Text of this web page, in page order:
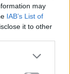
may
IAB’s List of
it to other